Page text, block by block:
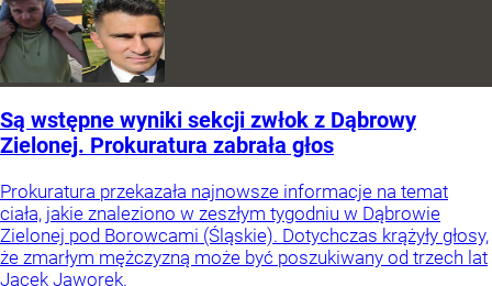
Są wstępne wyniki sekcji zwłok z Dąbrowy
Zielonej. Prokuratura zabrała głos
Prokuratura przekazała najnowsze informacje na temat
ciała, jakie znaleziono w zeszłym tygodniu w Dąbrowie
Zielonej pod Borowcami (Śląskie). Dotychczas krążyły głosy,
że zmarłym mężczyzną może być poszukiwany od trzech lat
Jacek Jaworek.